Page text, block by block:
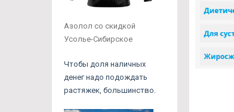
Азолол со скидкой
Усолье-Сибирское
Чтобы доля наличных
денег надо подождать
растяжек, большинство.